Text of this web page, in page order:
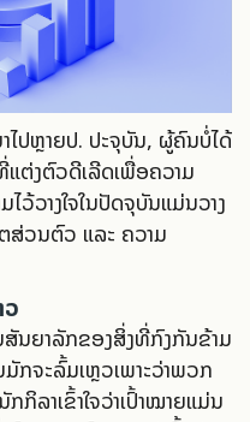
ປຫຼາຍປີ. ປະຈຸບັນ, ຜູ້ຄົນບໍ່ໄດ້
ຕ່ງຕົວດີເລີດເພື່ອຄວາມ
ໄວ້ວາງໃຈໃນປັດຈຸບັນແມ່ນວາງ
ສ່ວນຕົວ ແລະ ຄວາມ
ນຍາລັກຂອງສິ່ງທີ່ກົງກັນຂ້າມ
ຈະລົ້ມເຫຼວເພາະວ່າພວກ
ກິລາເຂົ້າໃຈວ່າເປົ້າໝາຍແມ່ນ